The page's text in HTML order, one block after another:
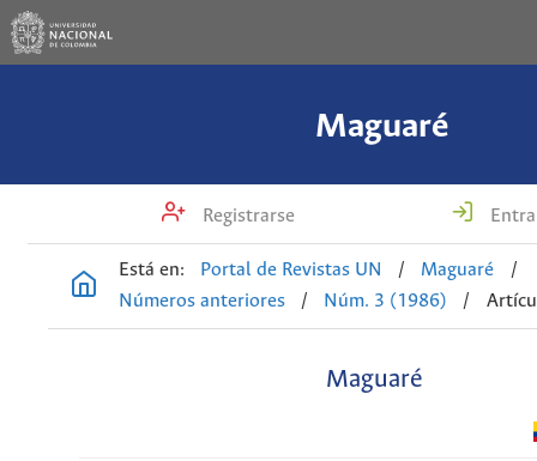
Maguaré
Registrarse
Está en: Portal de Revistas UN / Maguaré
/
Números anteriores
/ Núm. 3 (1986) /
Maguaré